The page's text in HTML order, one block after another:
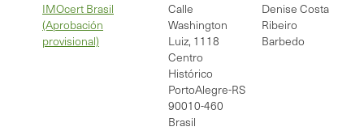
IMOcert Brasil
(Aprobación
provisional)
Calle
Washington
Luiz, 1118
Centro
Histórico
PortoAlegre-RS
90010-460
Brasil
Denise Costa
Ribeiro
Barbedo